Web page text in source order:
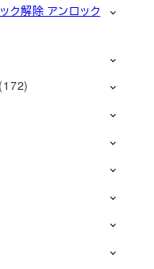
解除 アンロック
(172)